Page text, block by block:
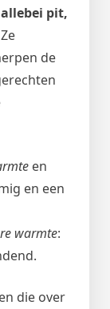
pit,
de
en
en een
warmte:
die over